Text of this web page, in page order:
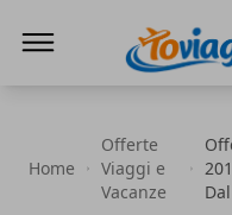
Home
Offerte
Viaggi e
Vacanze